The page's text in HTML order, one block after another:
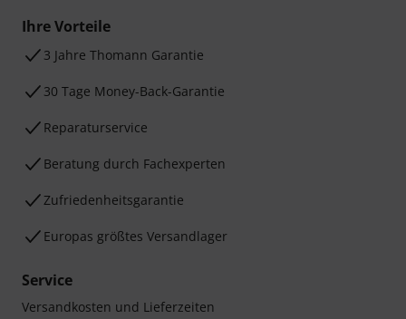
Ihre Vorteile
3 Jahre Thomann Garantie
30 Tage Money-Back-Garantie
Reparaturservice
Beratung durch Fachexperten
Zufriedenheitsgarantie
Europas größtes Versandlager
Service
Versandkosten und Lieferzeiten